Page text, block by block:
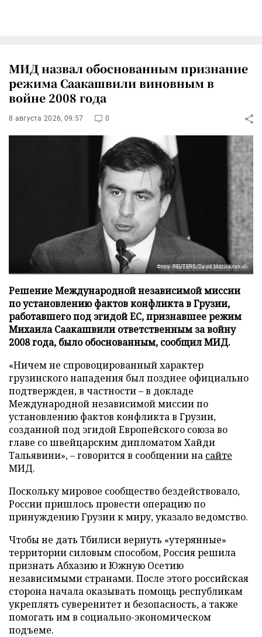
МИД назвал обоснованным признание
режима Саакашвили виновным в
войне 2008 года
8 августа 2026, 09:57 0
Фото: REUTERS/David Mdzinarishvili
Решение Международной независимой миссии
по установлению фактов конфликта в Грузии,
работавшего под эгидой ЕС, признавшее режим
Михаила Саакашвили ответственным за войну
2008 года, было обоснованным, сообщил МИД.
«Ничем не спровоцированный характер
грузинского нападения был позднее официально
подтвержден, в частности – в докладе
Международной независимой миссии по
установлению фактов конфликта в Грузии,
созданной под эгидой Европейского союза во
главе со швейцарским дипломатом Хайди
Тальявини», – говорится в сообщении на сайте
МИД.
Поскольку мировое сообщество бездействовало,
России пришлось провести операцию по
принуждению Грузии к миру, указало ведомство.
Чтобы не дать Тбилиси вернуть «утерянные»
территории силовым способом, Россия решила
признать Абхазию и Южную Осетию
независимыми странами. После этого российская
сторона начала оказывать помощь республикам
укреплять суверенитет и безопасность, а также
помогать им в социально-экономическом
подъеме.